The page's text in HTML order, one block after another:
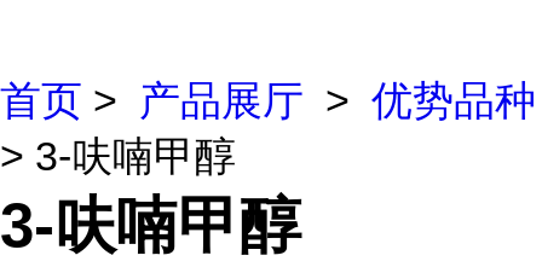
首页 > 产品展厅 > 优势品种
> 3-呋喃甲醇
3-呋喃甲醇